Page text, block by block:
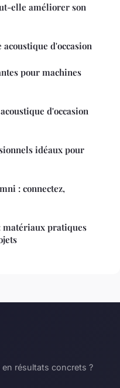
elle améliorer son
acoustique d'occasion
pour machines
d'occasion
idéaux pour
: connectez,
matériaux pratiques
résultats concrets ?